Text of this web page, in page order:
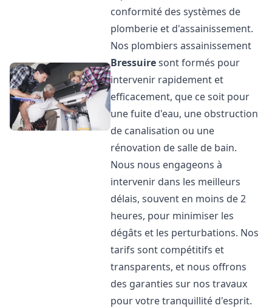
conformité des systèmes de
plomberie et d'assainissement.
Nos plombiers assainissement
Bressuiresont formés pour
intervenir rapidement et
efficacement, que ce soit pour
une fuite d'eau, une obstruction
de canalisation ou une
rénovation de salle de bain.
Nous nous engageons à
intervenir dans les meilleurs
délais, souvent en moins de 2
heures, pour minimiser les
dégâts et les perturbations. Nos
tarifs sont compétitifs et
transparents, et nous offrons
des garanties sur nos travaux
pour votre tranquillité d'esprit.